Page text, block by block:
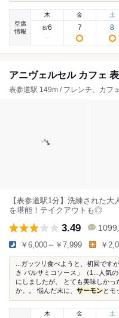
空席
情報
木
8/6
金
7
土
8
アニヴェルセル カフェ
表参道駅 149m / フレンチ、カフ
【表参道駅1分】洗練された
を堪能！テイクアウトも◎
3.49 1099
￥6,000～￥7,999 ￥
...ガッツリ食べようと、初回です
き バルサミコソース」（1...人気
にしましたが、 とても美味しか
か。。 悩んだ末に、 サーモンとモ
木
金 土